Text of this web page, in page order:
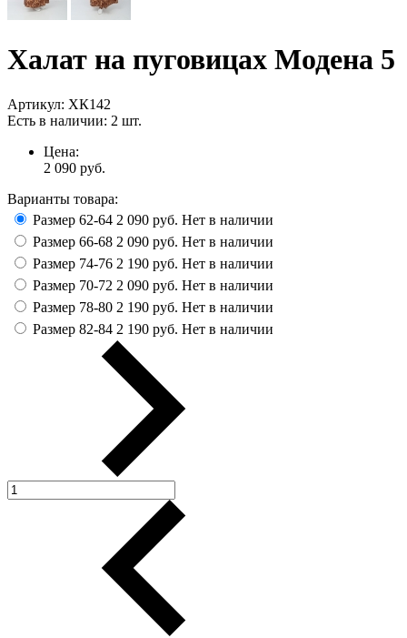
Халат на пуговицах Модена 5
Артикул: ХК142
Есть в наличии: 2 шт.
Цена:
2 090 руб.
Варианты товара:
Размер 62-64 2 090 руб. Нет в наличии
Размер 66-68 2 090 руб. Нет в наличии
Размер 74-76 2 190 руб. Нет в наличии
Размер 70-72 2 090 руб. Нет в наличии
Размер 78-80 2 190 руб. Нет в наличии
Размер 82-84 2 190 руб. Нет в наличии